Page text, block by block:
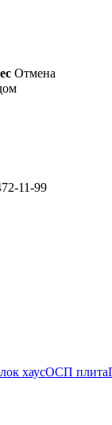
Отмена
11-99
хаусОСП плита